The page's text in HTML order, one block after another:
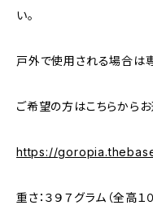
い。
戸外で使用される場合は
ご希望の方はこちらからお
https://
重さ：３９７グラム（全高１